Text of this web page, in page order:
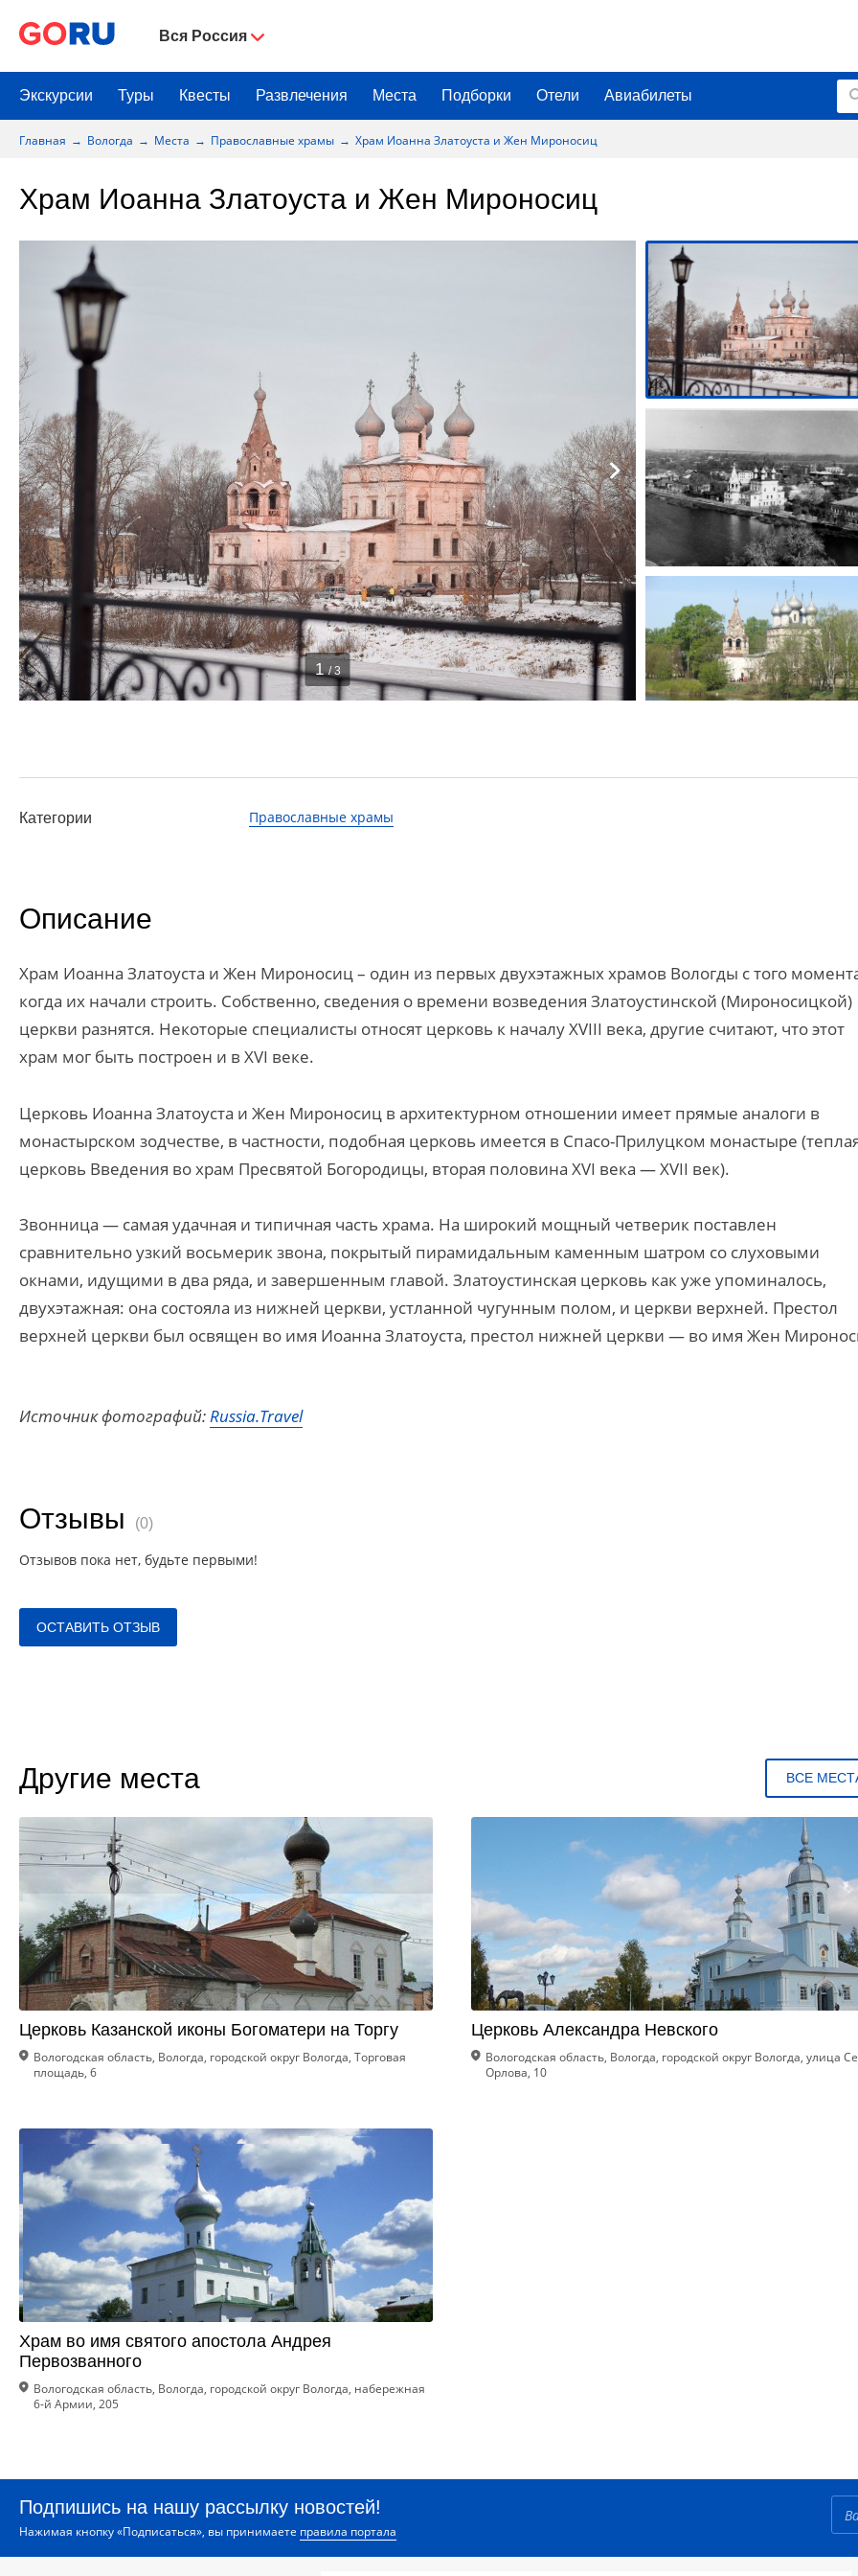
Вся Россия
Экскурсии Туры Квесты Развлечения Места Подборки Отели Авиабилеты
Главная Вологда Места Православные храмы Храм Иоанна Златоуста и Жен Мироносиц
Храм Иоанна Златоуста и Жен Мироносиц
1 / 3
Категории Православные храмы
Описание
Храм Иоанна Златоуста и Жен Мироносиц – один из первых двухэтажных храмов Вологды с того
когда их начали строить. Собственно, сведения о времени возведения Златоустинской (Мироносицкой)
церкви разнятся. Некоторые специалисты относят церковь к началу XVIII века, другие считают, что этот
храм мог быть построен и в XVI веке.
Церковь Иоанна Златоуста и Жен Мироносиц в архитектурном отношении имеет прямые аналоги в
монастырском зодчестве, в частности, подобная церковь имеется в Спасо-Прилуцком монастыре
церковь Введения во храм Пресвятой Богородицы, вторая половина XVI века — XVII век).
Звонница — самая удачная и типичная часть храма. На широкий мощный четверик поставлен
сравнительно узкий восьмерик звона, покрытый пирамидальным каменным шатром со слуховыми
окнами, идущими в два ряда, и завершенным главой. Златоустинская церковь как уже упоминалось,
двухэтажная: она состояла из нижней церкви, устланной чугунным полом, и церкви верхней. Престол
верхней церкви был освящен во имя Иоанна Златоуста, престол нижней церкви — во имя Жен
Источник фотографий:Russia.Travel
Отзывы (0)
Отзывов пока нет, будьте первыми!
ОСТАВИТЬ ОТЗЫВ
Другие места ВСЕ
Церковь Казанской иконы Богоматери на Торгу
Вологодская область, Вологда, городской округ Вологда, Торговая
площадь, 6
Церковь Александра Невского
Вологодская область, Вологда, городской округ Вологда, улица
Орлова, 10
Храм во имя святого апостола Андрея
Первозванного
Вологодская область, Вологда, городской округ Вологда, набережная
6-й Армии, 205
Подпишись на нашу рассылку новостей!
Нажимая кнопку «Подписаться», вы принимаете правила портала